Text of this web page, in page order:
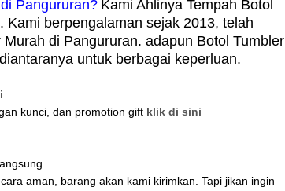
Pangururan? Kami Ahlinya Tempah Botol
Kami berpengalaman sejak 2013, telah
di Pangururan. adapun Botol Tumbler
untuk berbagai keperluan.
kunci, dan promotion gift klik di sini
aman, barang akan kami kirimkan. Tapi jikan ingin